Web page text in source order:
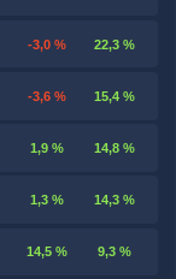
-3,0 % 22,3 %
-3,6 % 15,4 %
1,9 % 14,8 %
1,3 % 14,3 %
14,5 % 9,3 %